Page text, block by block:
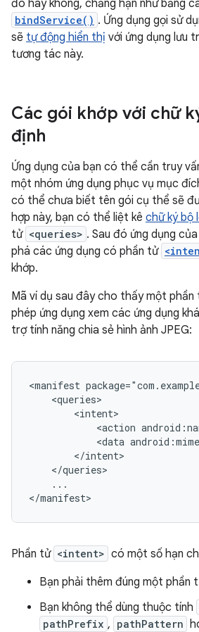
đó hay không, chẳng hạn như bằng
bindService() . Ứng dụng gọi sử
sẽ tự động hiển thị với ứng dụng lưu
tương tác này.
Các gói khớp với chữ
định
Ứng dụng của bạn có thể cần truy
một nhóm ứng dụng phục vụ mục
có thể chưa biết tên gói cụ thể sẽ
hợp này, bạn có thể liệt kê chữ ký bộ
tử <queries> . Sau đó ứng dụng
phá các ứng dụng có phần tử
khớp.
Mã ví dụ sau đây cho thấy một phần
phép ứng dụng xem các ứng dụng
trợ tính năng chia sẻ hình ảnh JPEG:
<manifest
<action
<data
...
</manifest>
Phần tử <intent> có một số hạn
Bạn phải thêm đúng một phần
Bạn không thể dùng thuộc tính
pathPrefix , pathPattern